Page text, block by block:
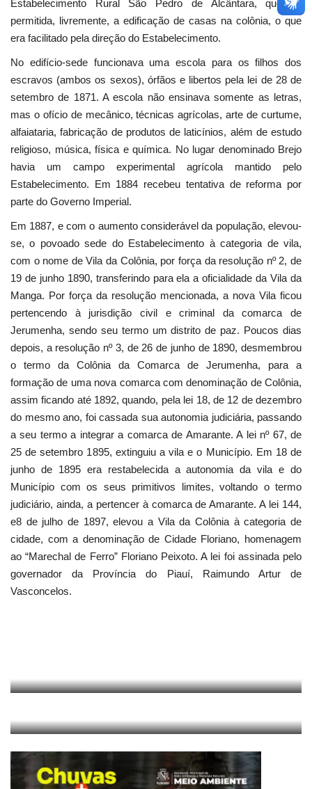
Estabelecimento Rural São Pedro de Alcântara, que foi
permitida, livremente, a edificação de casas na colônia, o que
era facilitado pela direção do Estabelecimento.
No edifício-sede funcionava uma escola para os filhos dos
escravos (ambos os sexos), órfãos e libertos pela lei de 28 de
setembro de 1871. A escola não ensinava somente as letras,
mas o ofício de mecânico, técnicas agrícolas, arte de curtume,
alfaiataria, fabricação de produtos de laticínios, além de estudo
religioso, música, física e química. No lugar denominado Brejo
havia um campo experimental agrícola mantido pelo
Estabelecimento. Em 1884 recebeu tentativa de reforma por
parte do Governo Imperial.
Em 1887, e com o aumento considerável da população, elevou-
se, o povoado sede do Estabelecimento à categoria de vila,
com o nome de Vila da Colônia, por força da resolução nº 2, de
19 de junho 1890, transferindo para ela a oficialidade da Vila da
Manga. Por força da resolução mencionada, a nova Vila ficou
pertencendo à jurisdição civil e criminal da comarca de
Jerumenha, sendo seu termo um distrito de paz. Poucos dias
depois, a resolução nº 3, de 26 de junho de 1890, desmembrou
o termo da Colônia da Comarca de Jerumenha, para a
formação de uma nova comarca com denominação de Colônia,
assim ficando até 1892, quando, pela lei 18, de 12 de dezembro
do mesmo ano, foi cassada sua autonomia judiciária, passando
a seu termo a integrar a comarca de Amarante. A lei nº 67, de
25 de setembro 1895, extinguiu a vila e o Município. Em 18 de
junho de 1895 era restabelecida a autonomia da vila e do
Município com os seus primitivos limites, voltando o termo
judiciário, ainda, a pertencer à comarca de Amarante. A lei 144,
e8 de julho de 1897, elevou a Vila da Colônia à categoria de
cidade, com a denominação de Cidade Floriano, homenagem
ao “Marechal de Ferro” Floriano Peixoto. A lei foi assinada pelo
governador da Província do Piauí, Raimundo Artur de
Vasconcelos.